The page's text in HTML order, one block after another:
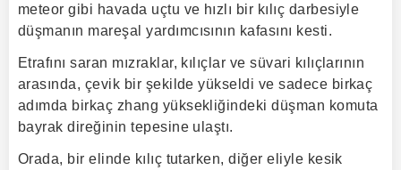
meteor gibi havada uçtu ve hızlı bir kılıç darbesiyle
düşmanın mareşal yardımcısının kafasını kesti.
Etrafını saran mızraklar, kılıçlar ve süvari kılıçlarının
arasında, çevik bir şekilde yükseldi ve sadece birkaç
adımda birkaç zhang yüksekliğindeki düşman komuta
bayrak direğinin tepesine ulaştı.
Orada, bir elinde kılıç tutarken, diğer eliyle kesik